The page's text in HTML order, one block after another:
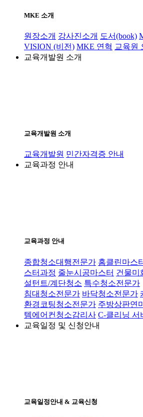
MKE 소개
원장소개 강사진소개 도서(book)
VISION (비전) MKE 연혁 교육원
교육개발원 소개
교육개발원 소개
교육개발원 민간자격증 안내
교육과정 안내
교육과정 안내
종합청소대행전문가 홈클린마스
스터과정 줄눈시공마스터 건물미
설턴트/계단청소 특수청소전문가
침대청소전문가 바닥청소전문가
환경코팅청소전문가 주방상판연
템에어컨청소감리사 C-클리닝 서
교육일정 및 신청안내
교육일정안내 & 교육신청